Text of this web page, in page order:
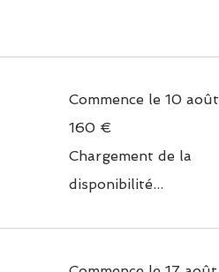
Commence le 10 août
euros
160 €
Chargement de la
disponibilité...